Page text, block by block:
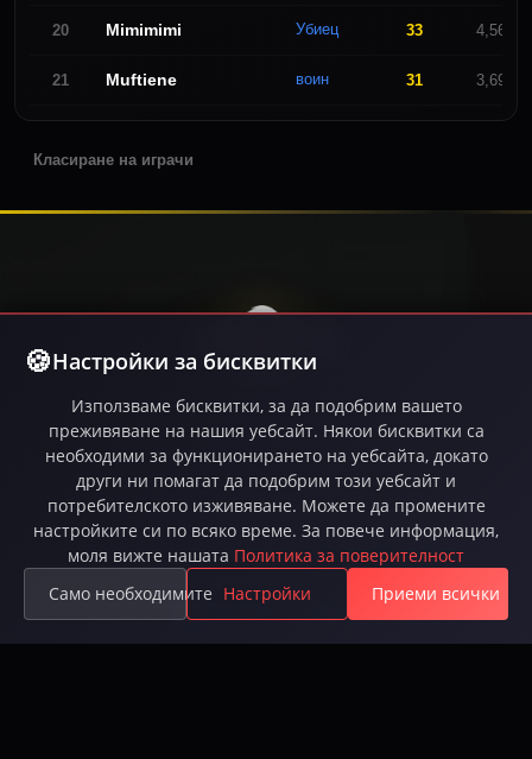
20 Mimimimi Убиец 33
21 Muftiene воин 31
Класиране на играчи
Играйте Inferna, безплатно MMORPG с
интензивни PvP битки, епични куестове, гилдии и
огромен отворен свят. Налична в Steam.
Available on Steam
Настройки за бисквитки
Използваме бисквитки, за да подобрим вашето
преживяване на нашия уебсайт. Някои бисквитки са
необходими за функционирането на уебсайта, докато
други ни помагат да подобрим този уебсайт и
потребителското изживяване. Можете да промените
настройките си по всяко време. За повече информация,
моля вижте нашата Политика за поверителност
Само необходимите Настройки Приеми всички